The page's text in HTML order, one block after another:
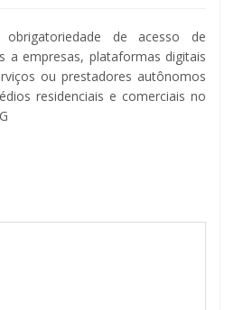
de acesso de
a empresas, plataformas digitais
ou prestadores autônomos
residenciais e comerciais no